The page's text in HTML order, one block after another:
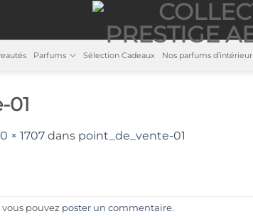
Parfums Sélection Cadeaux Nos parfums d’intérieur
01
× 1707 dans point_de_vente-01
pouvez poster un commentaire.